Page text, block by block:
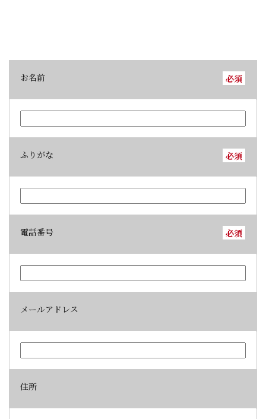
お名前 必須
ふりがな 必須
電話番号 必須
メールアドレス
住所